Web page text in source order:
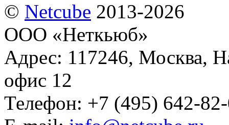
© Netсube 2013-2026
ООО «Неткьюб»
Адрес: 117246, Москва,
офис 12
Телефон: +7 (495) 642-